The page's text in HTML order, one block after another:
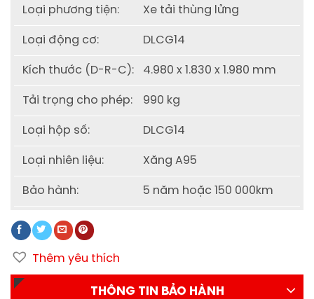
Loại phương tiện: Xe tải thùng lửng
Loại động cơ: DLCG14
Kích thước (D-R-C): 4.980 x 1.830 x 1.980 mm
Tải trọng cho phép: 990 kg
Loại hộp số: DLCG14
Loại nhiên liệu: Xăng A95
Bảo hành: 5 năm hoặc 150 000km
Thêm yêu thích
THÔNG TIN BẢO HÀNH